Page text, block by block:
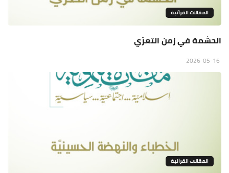
المقالات القراَنية
الحشمة في زمن التعرّي
المقالات القراَنية